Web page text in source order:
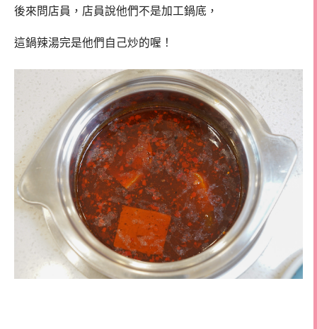
後來問店員，店員說他們不是加工鍋底，
這鍋辣湯完是他們自己炒的喔！